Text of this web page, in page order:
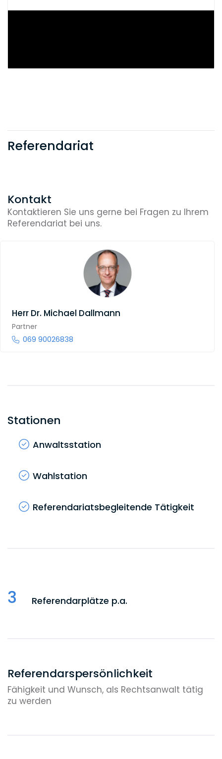
Referendariat
Kontakt
Kontaktieren Sie uns gerne bei Fragen zu Ihrem
Referendariat bei uns.
Herr Dr. Michael Dallmann
Partner
069 90026838
Stationen
Anwaltsstation
Wahlstation
Referendariatsbegleitende Tätigkeit
3 Referendarplätze p.a.
Referendarspersönlichkeit
Fähigkeit und Wunsch, als Rechtsanwalt tätig
zu werden